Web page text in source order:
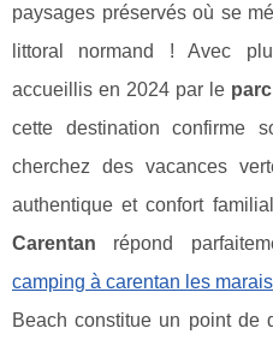
paysages préservés où se
littoral normand ! Avec
accueillis en 2024 par le
cette destination confirme
cherchez des vacances
authentique et confort
Carentan répond
camping à carentan les marais
Beach constitue un point de